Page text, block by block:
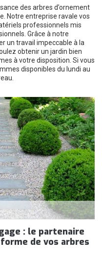
des arbres d’ornement
Notre entreprise ravale vos
professionnels mis
Grâce à notre
un travail impeccable à la
obtenir un jardin bien
à votre disposition. Si vous
disponibles du lundi au
: le partenaire
de vos arbres